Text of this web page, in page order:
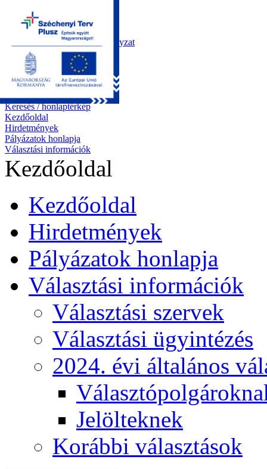
Kezdőoldal
Önkormányzat
Polgármesteri Hivatal
Roma Nemzetiségi Önkormányzat
Elektronikus ügyintézés
Közérdekű információk
Tiszapüspöki bemutatása
Pályázatok
Kapcsolat
Keresés / honlaptérkép
Kezdőoldal
Hirdetmények
Pályázatok honlapja
Választási információk
Kezdőoldal
Kezdőoldal
Hirdetmények
Pályázatok honlapja
Választási információk
Választási szervek
Választási ügyintézés
2024. évi általános
Jelölteknek
Korábbi választások